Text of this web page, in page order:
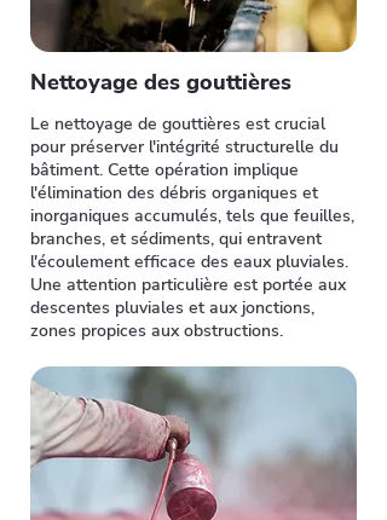
Nettoyage des gouttières
Le nettoyage de gouttières est crucial
pour préserver l'intégrité structurelle du
bâtiment. Cette opération implique
l'élimination des débris organiques et
inorganiques accumulés, tels que feuilles,
branches, et sédiments, qui entravent
l'écoulement efficace des eaux pluviales.
Une attention particulière est portée aux
descentes pluviales et aux jonctions,
zones propices aux obstructions.